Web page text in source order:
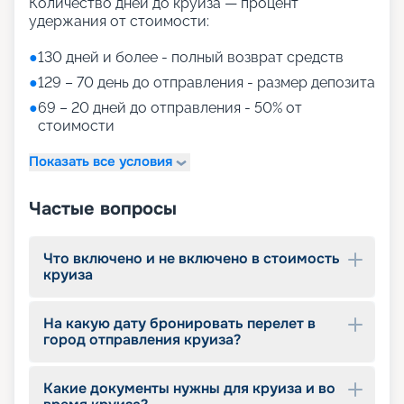
круизной сфере (1858 кв.м.!), созданная
специально для пассажиров в возрасте от 0 до
трехэтажный торговый центр, когда-либо
построенный на круизном судне (1585 кв.м.), где
можно приобрести все: от роскошных
украшений и брендовых вещей до предметов
местных ремесел и парфюмерии
"лаванда") - олицетворение роскоши в сердце
Своим гостям Aroya предлагает современные
развлечений: здесь и шоу в стиле Вестерн, и
магические шоу & кабаре, и выступления
в театре Aroya проходят масштабные
постановки, а в зоне VR - захватывающие
цифровые представления
Aroya предлагает гостям уходовые и
удержания от стоимости:
●130 дней и более - полный возврат средств
●129 – 70 день до отправления - размер депозита
●69 – 20 дней до отправления - 50% от
стоимости
Показать все условия
Частые вопросы
Что включено и не включено в стоимость
круиза
На какую дату бронировать перелет в
город отправления круиза?
Какие документы нужны для круиза и во